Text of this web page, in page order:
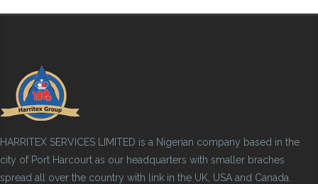
HARRITEX SERVICES LIMITED is a Nigerian company based in the
city of Port Harcourt as our headquarters with smaller braches
spread all over the country with link in the UK, USA and Canada.